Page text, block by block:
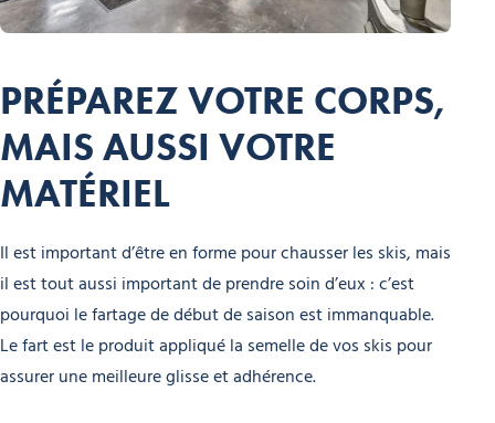
PRÉPAREZ VOTRE CORPS,
MAIS AUSSI VOTRE
MATÉRIEL
Il est important d’être en forme pour chausser les skis, mais
il est tout aussi important de prendre soin d’eux : c’est
pourquoi le fartage de début de saison est immanquable.
Le fart est le produit appliqué la semelle de vos skis pour
assurer une meilleure glisse et adhérence.